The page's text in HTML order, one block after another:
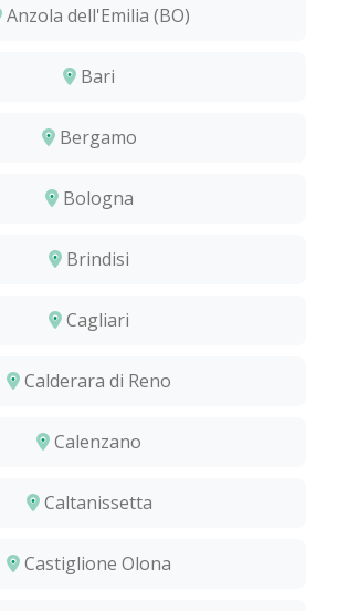
Anzola dell'Emilia (BO)
Bari
Bergamo
Bologna
Brindisi
Cagliari
Calderara di Reno
Calenzano
Caltanissetta
Castiglione Olona